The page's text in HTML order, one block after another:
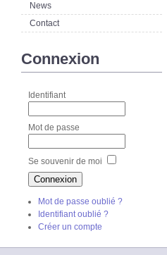
News
Contact
Connexion
Identifiant
Mot de passe
Se souvenir de moi
Mot de passe oublié ?
Identifiant oublié ?
Créer un compte